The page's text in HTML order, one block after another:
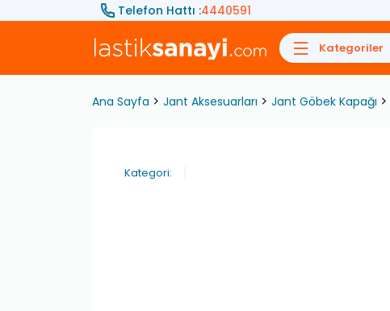
Telefon Hattı :4440591
Kategoriler
Ana Sayfa Jant Aksesuarları Jant Göbek Kapağı
Kategori: